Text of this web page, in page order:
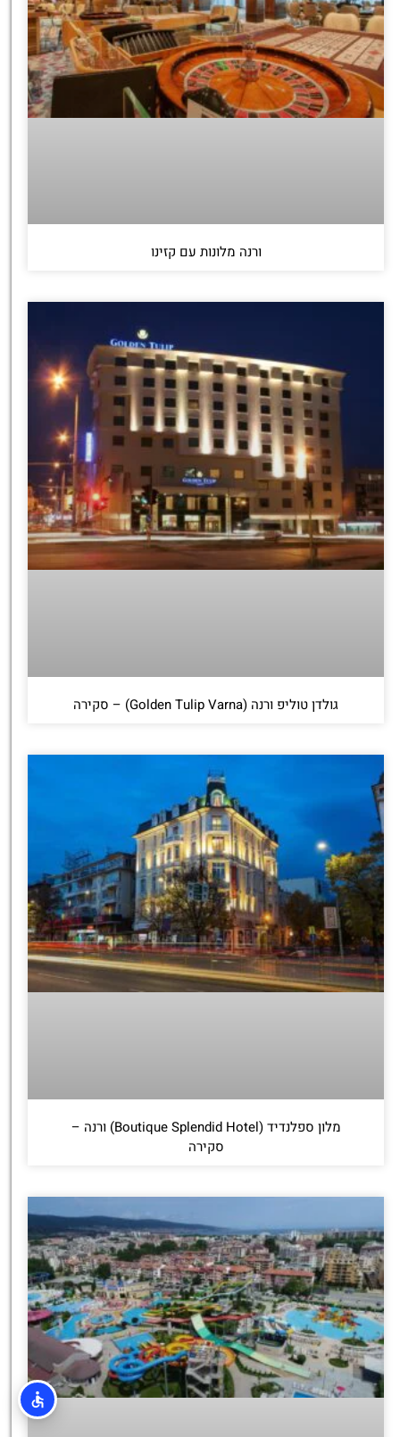
ורנה מלונות עם קזינו
גולדן טוליפ ורנה (Golden Tulip Varna) – סקירה
מלון ספלנדיד (Boutique Splendid Hotel) ורנה –
סקירה